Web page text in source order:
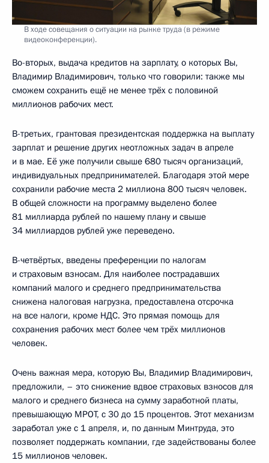
В ходе совещания о ситуации на рынке труда (в режиме
видеоконференции).
Во-вторых, выдача кредитов на зарплату, о которых Вы,
Владимир Владимирович, только что говорили: также мы
сможем сохранить ещё не менее трёх с половиной
миллионов рабочих мест.
В-третьих, грантовая президентская поддержка на выплату
зарплат и решение других неотложных задач в апреле
и в мае. Её уже получили свыше 680 тысяч организаций,
индивидуальных предпринимателей. Благодаря этой мере
сохранили рабочие места 2 миллиона 800 тысяч человек.
В общей сложности на программу выделено более
81 миллиарда рублей по нашему плану и свыше
34 миллиардов рублей уже переведено.
В-четвёртых, введены преференции по налогам
и страховым взносам. Для наиболее пострадавших
компаний малого и среднего предпринимательства
снижена налоговая нагрузка, предоставлена отсрочка
на все налоги, кроме НДС. Это прямая помощь для
сохранения рабочих мест более чем трёх миллионов
человек.
Очень важная мера, которую Вы, Владимир Владимирович,
предложили, – это снижение вдвое страховых взносов для
малого и среднего бизнеса на сумму заработной платы,
превышающую МРОТ, с 30 до 15 процентов. Этот механизм
заработал уже с 1 апреля, и, по данным Минтруда, это
позволяет поддержать компании, где задействованы более
15 миллионов человек.